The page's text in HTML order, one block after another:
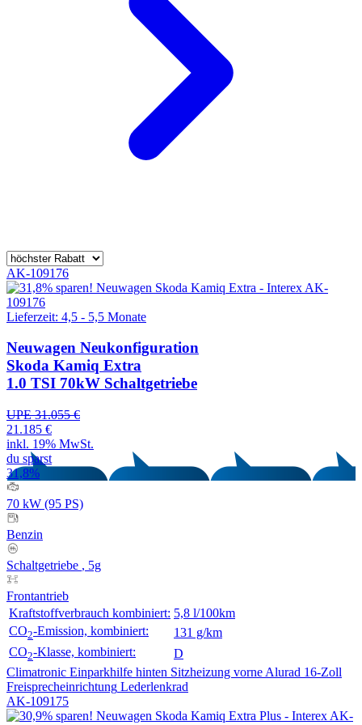
AK-109176
Lieferzeit: 4,5 - 5,5 Monate
Neuwagen Neukonfiguration
Skoda Kamiq Extra
1.0 TSI 70kW Schaltgetriebe
UPE 31.055 €
21.185 €
inkl. 19% MwSt.
du sparst
31,8%
70 kW (95 PS)
Benzin
Schaltgetriebe , 5g
Frontantrieb
Kraftstoffverbrauch kombiniert: 5,8 l/100km
CO2-Emission, kombiniert:
131 g/km
CO2-Klasse, kombiniert:
D
Climatronic Einparkhilfe hinten Sitzheizung vorne Alurad 16-Zoll
Freisprecheinrichtung Lederlenkrad
AK-109175